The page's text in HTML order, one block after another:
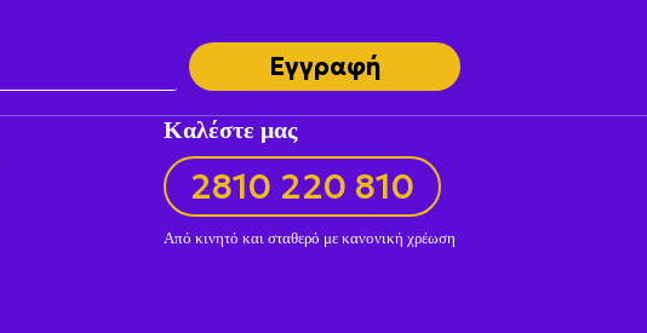
Εγγραφή
Καλέστε μας
2810 220 810
Από κινητό και σταθερό με κανονική χρέωση